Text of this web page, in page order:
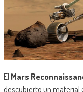
El Mars
descubierto un material